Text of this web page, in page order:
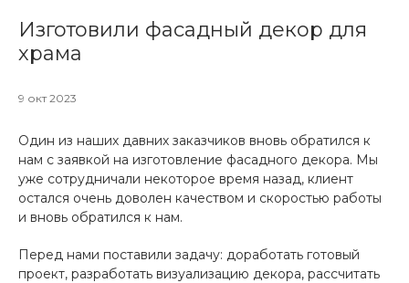
Изготовили фасадный декор для
храма
9 окт 2023
Один из наших давних заказчиков вновь обратился к
нам с заявкой на изготовление фасадного декора. Мы
уже сотрудничали некоторое время назад, клиент
остался очень доволен качеством и скоростью работы
и вновь обратился к нам.
Перед нами поставили задачу: доработать готовый
проект, разработать визуализацию декора, рассчитать